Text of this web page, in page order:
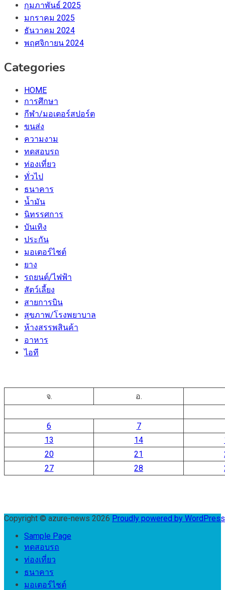
กุมภาพันธ์ 2025
มกราคม 2025
ธันวาคม 2024
พฤศจิกายน 2024
Categories
HOME
การศึกษา
กีฬา/มอเตอร์สปอร์ต
ขนส่ง
ความงาม
ทดสอบรถ
ท่องเที่ยว
ทั่วไป
ธนาคาร
น้ำมัน
นิทรรศการ
บันเทิง
ประกัน
มอเตอร์ไชต์
ยาง
รถยนต์/ไฟฟ้า
สัตว์เลี้ยง
สายการบิน
สุขภาพ/โรงพยาบาล
ห้างสรรพสินค้า
อาหาร
ไอที
จ. อ.
6
7
13
14
20
21
27
28
Copyright © azure-news 2026 Proudly powered by
Sample Page
ทดสอบรถ
ท่องเที่ยว
ธนาคาร
มอเตอร์ไชต์